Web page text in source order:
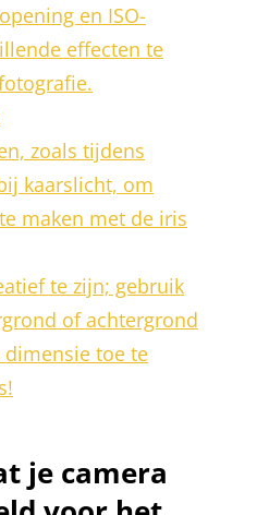
en ISO-
effecten te
zoals tijdens
kaarslicht, om
maken met de iris
te zijn; gebruik
of achtergrond
toe te
je camera